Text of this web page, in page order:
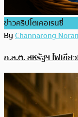
ข่าวคริปโตเคอเรนซี่
ByChannarong
ก.ล.ต. สหรัฐฯ ไฟเขี